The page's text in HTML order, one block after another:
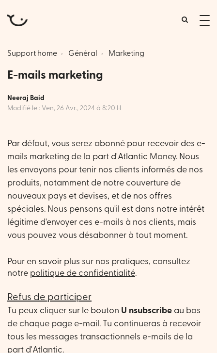
Support home Général Marketing
E-mails marketing
Neeraj Baid
Modifié le : Ven, 26 Avr., 2024 à 8:20 H
Par défaut, vous serez abonné pour recevoir des e-
mails marketing de la part d'Atlantic Money. Nous
les envoyons pour tenir nos clients informés de nos
produits, notamment de notre couverture de
nouveaux pays et devises, et de nos offres
spéciales. Nous pensons qu'il est dans notre intérêt
légitime d'envoyer ces e-mails à nos clients, mais
vous pouvez vous désabonner à tout moment.
Pour en savoir plus sur nos pratiques, consultez
notre politique de confidentialité.
Refus de participer
Tu peux cliquer sur le bouton U nsubscribe au bas
de chaque page e-mail. Tu continueras à recevoir
tous les messages transactionnels e-mails de la
part d'Atlantic.